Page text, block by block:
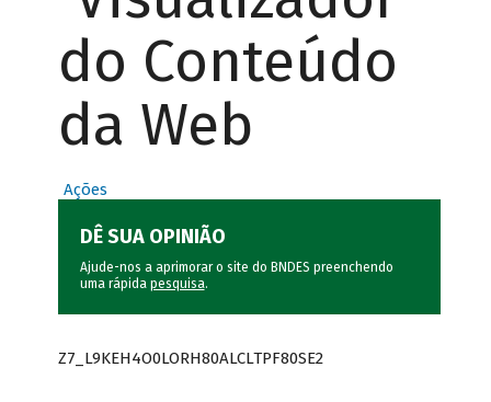
do Conteúdo
da Web
Ações
DÊ SUA OPINIÃO
Ajude-nos a aprimorar o site do BNDES preenchendo
uma rápida pesquisa.
Z7_L9KEH4O0LORH80ALCLTPF80SE2